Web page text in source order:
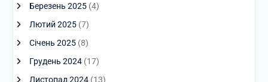
Березень 2025(4)
Лютий 2025(7)
Січень 2025(8)
Грудень 2024(17)
Листопад 2024(13)